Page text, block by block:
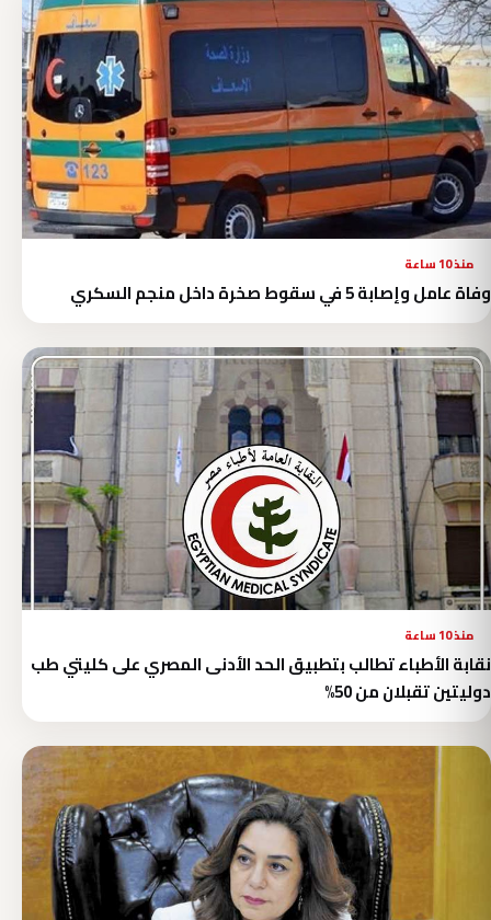
منذ 10 ساعة
وفاة عامل وإصابة 5 في سقوط صخرة داخل منجم السكري
منذ 10 ساعة
نقابة الأطباء تطالب بتطبيق الحد الأدنى المصري على كليتي طب
دوليتين تقبلان من 50%